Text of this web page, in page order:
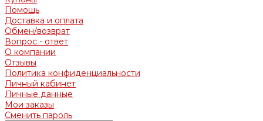
Помощь
Доставка и оплата
Обмен/возврат
Вопрос - ответ
О компании
Отзывы
Политика конфиденциальности
Личный кабинет
Личные данные
Мои заказы
Сменить пароль